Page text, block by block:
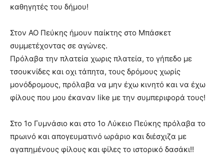
καθηγητές του δήμου!
Στον ΑΟ Πεύκης ήμουν παίκτης στο Μπάσκετ
συμμετέχοντας σε αγώνες.
Πρόλαβα την πλατεία χωρις πλατεία, το γήπεδο με
τσουκνίδες και οχι τάπητα, τους δρόμους χωρίς
μονόδρομους, πρόλαβα να μην έχω κινητό και να έχω
φίλους που μου έκαναν like με την συμπεριφορά τους!
Στο 1ο Γυμνάσιο και στο 1ο Λύκειο Πεύκης πρόλαβα το
πρωινό και απογευματινό ωράριο και διέσχιζα με
αγαπημένους φίλους και φίλες το ιστορικό δασάκι!!